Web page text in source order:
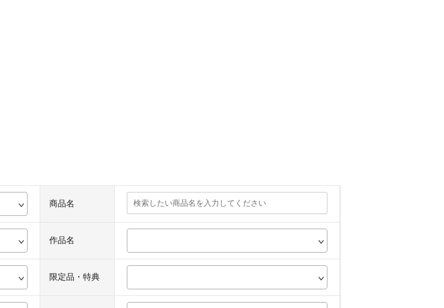
商品名
作品名
限定品・特典